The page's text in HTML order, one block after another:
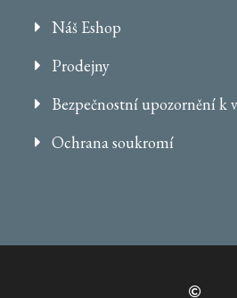
Náš Eshop
Prodejny
Bezpečnostní upozornění k
Ochrana soukromí